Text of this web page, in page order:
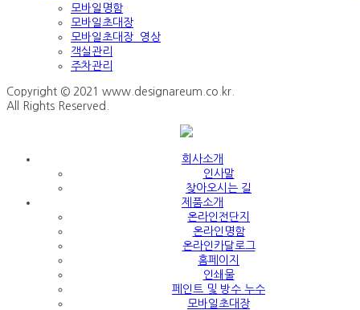
모바일명함
모바일초대장
모바일초대장_영상
객실관리
주차관리
Copyright © 2021 www.designareum.co.kr.
All Rights Reserved.
회사소개
인사말
찾아오시는 길
제품소개
온라인전단지
온라인명함
온라인카달로그
홈페이지
인쇄물
페인트 및 방수 누수
모바일초대장